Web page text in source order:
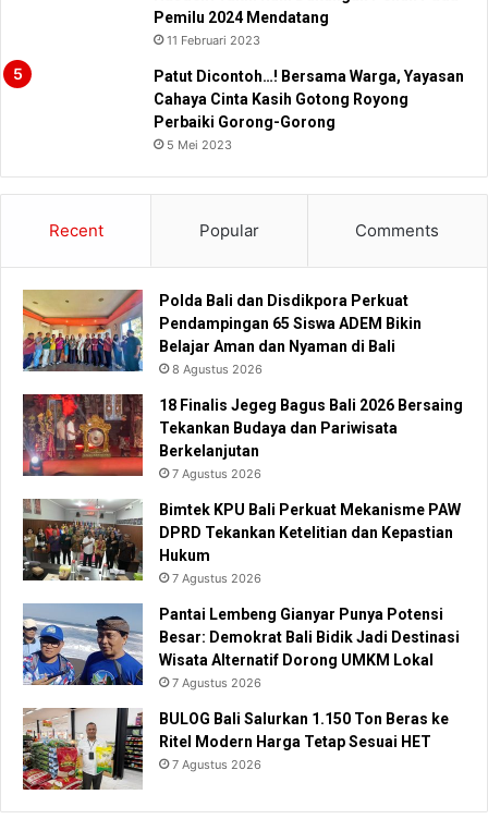
Pemilu 2024 Mendatang
11 Februari 2023
Patut Dicontoh…! Bersama Warga, Yayasan
Cahaya Cinta Kasih Gotong Royong
Perbaiki Gorong-Gorong
5 Mei 2023
Recent Popular Comments
Polda Bali dan Disdikpora Perkuat
Pendampingan 65 Siswa ADEM Bikin
Belajar Aman dan Nyaman di Bali
8 Agustus 2026
18 Finalis Jegeg Bagus Bali 2026 Bersaing
Tekankan Budaya dan Pariwisata
Berkelanjutan
7 Agustus 2026
Bimtek KPU Bali Perkuat Mekanisme PAW
DPRD Tekankan Ketelitian dan Kepastian
Hukum
7 Agustus 2026
Pantai Lembeng Gianyar Punya Potensi
Besar: Demokrat Bali Bidik Jadi Destinasi
Wisata Alternatif Dorong UMKM Lokal
7 Agustus 2026
BULOG Bali Salurkan 1.150 Ton Beras ke
Ritel Modern Harga Tetap Sesuai HET
7 Agustus 2026